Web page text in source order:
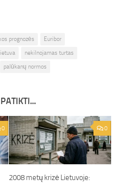
prognozės
Euribor
nekilnojamas turtas
palūkanų normos
0 0
2008 metų krizė Lietuvoje: